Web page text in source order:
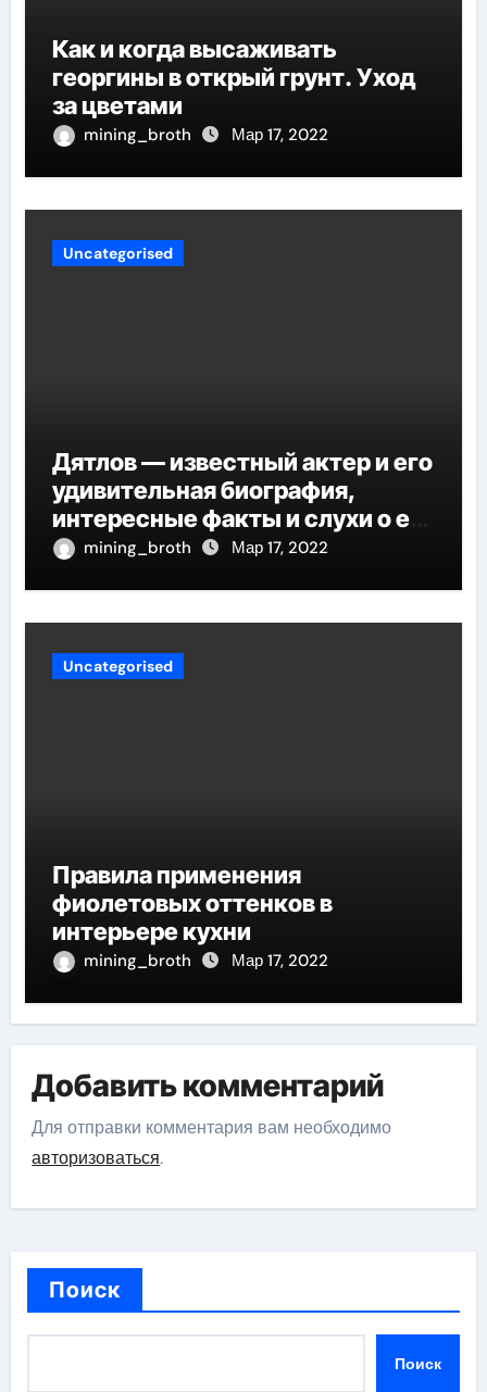
Как и когда высаживать
георгины в открый грунт. Уход
за цветами
mining_broth Мар 17, 2022
Uncategorised
Дятлов — известный актер и его
удивительная биография,
интересные факты и слухи о его
личной жизни
mining_broth Мар 17, 2022
Uncategorised
Правила применения
фиолетовых оттенков в
интерьере кухни
mining_broth Мар 17, 2022
Добавить комментарий
Для отправки комментария вам необходимо
авторизоваться.
Поиск
Поиск